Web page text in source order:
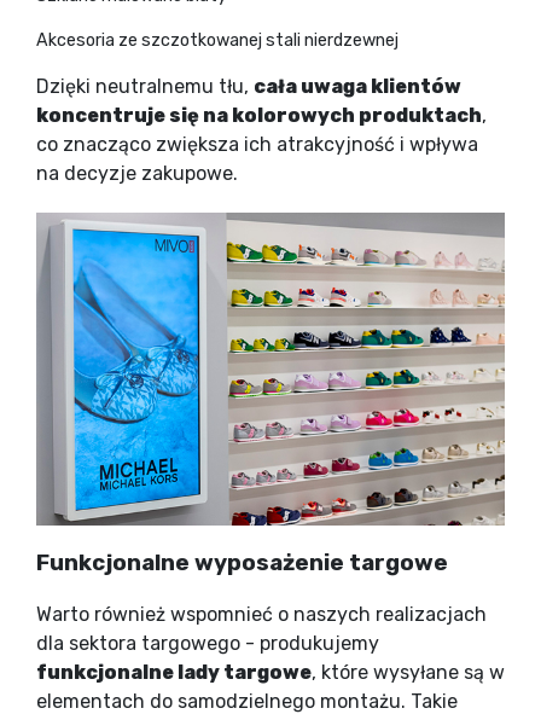
Akcesoria ze szczotkowanej stali nierdzewnej
Dzięki neutralnemu tłu, cała uwaga klientów
koncentruje się na kolorowych produktach,
co znacząco zwiększa ich atrakcyjność i wpływa
na decyzje zakupowe.
Funkcjonalne wyposażenie targowe
Warto również wspomnieć o naszych realizacjach
dla sektora targowego - produkujemy
funkcjonalne lady targowe, które wysyłane są w
elementach do samodzielnego montażu. Takie